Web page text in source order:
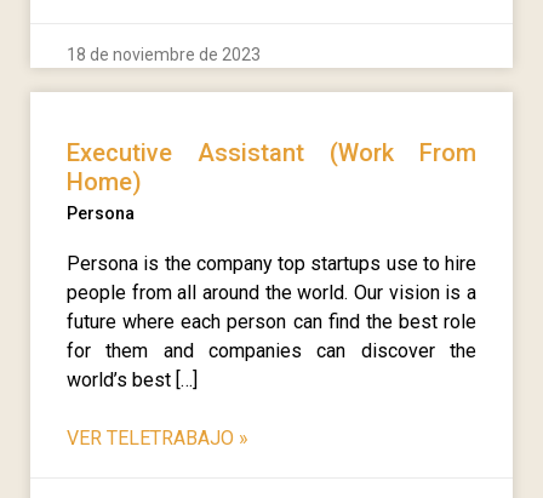
18 de noviembre de 2023
Executive Assistant (Work From
Home)
Persona
Persona is the company top startups use to hire
people from all around the world. Our vision is a
future where each person can find the best role
for them and companies can discover the
world’s best […]
VER TELETRABAJO »